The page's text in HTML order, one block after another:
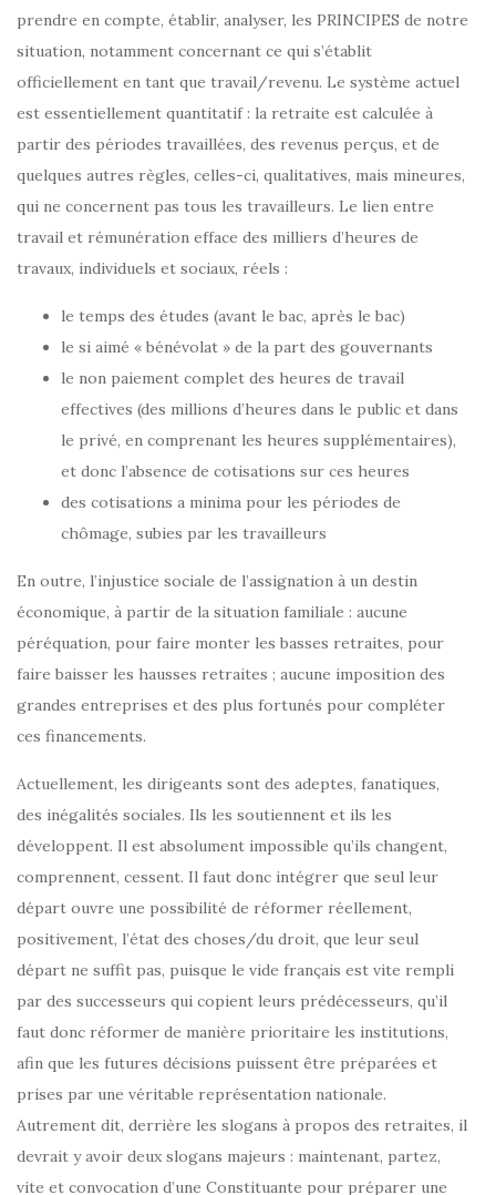
prendre en compte, établir, analyser, les PRINCIPES de notre
situation, notamment concernant ce qui s’établit
officiellement en tant que travail/revenu. Le système actuel
est essentiellement quantitatif : la retraite est calculée à
partir des périodes travaillées, des revenus perçus, et de
quelques autres règles, celles-ci, qualitatives, mais mineures,
qui ne concernent pas tous les travailleurs. Le lien entre
travail et rémunération efface des milliers d’heures de
travaux, individuels et sociaux, réels :
le temps des études (avant le bac, après le bac)
le si aimé « bénévolat » de la part des gouvernants
le non paiement complet des heures de travail
effectives (des millions d’heures dans le public et dans
le privé, en comprenant les heures supplémentaires),
et donc l’absence de cotisations sur ces heures
des cotisations a minima pour les périodes de
chômage, subies par les travailleurs
En outre, l’injustice sociale de l’assignation à un destin
économique, à partir de la situation familiale : aucune
péréquation, pour faire monter les basses retraites, pour
faire baisser les hausses retraites ; aucune imposition des
grandes entreprises et des plus fortunés pour compléter
ces financements.
Actuellement, les dirigeants sont des adeptes, fanatiques,
des inégalités sociales. Ils les soutiennent et ils les
développent. Il est absolument impossible qu’ils changent,
comprennent, cessent. Il faut donc intégrer que seul leur
départ ouvre une possibilité de réformer réellement,
positivement, l’état des choses/du droit, que leur seul
départ ne suffit pas, puisque le vide français est vite rempli
par des successeurs qui copient leurs prédécesseurs, qu’il
faut donc réformer de manière prioritaire les institutions,
afin que les futures décisions puissent être préparées et
prises par une véritable représentation nationale.
Autrement dit, derrière les slogans à propos des retraites, il
devrait y avoir deux slogans majeurs : maintenant, partez,
vite et convocation d’une Constituante pour préparer une